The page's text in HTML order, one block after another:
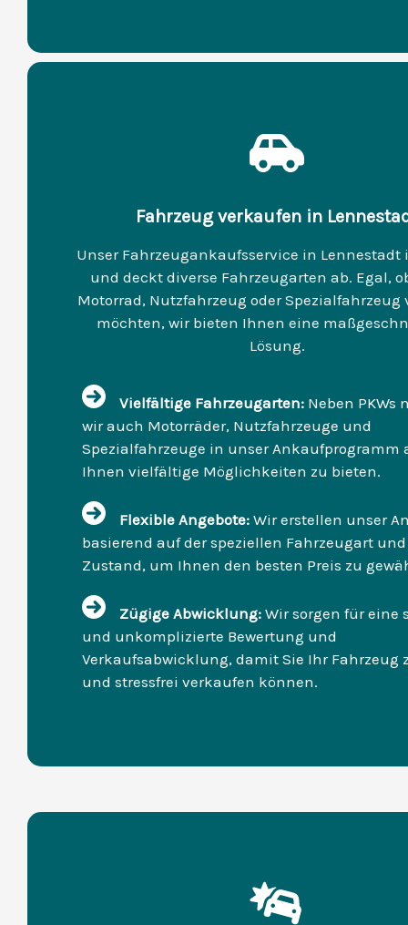
Fahrzeug verkaufen in
Unser Fahrzeugankaufsservice in Lennestadt
und deckt diverse Fahrzeugarten ab. Egal,
Motorrad, Nutzfahrzeug oder Spezialfahrzeug
möchten, wir bieten Ihnen eine
Lösung.
Vielfältige Fahrzeugarten: Neben PKWs
wir auch Motorräder, Nutzfahrzeuge und
Spezialfahrzeuge in unser Ankaufprogramm
Ihnen vielfältige Möglichkeiten zu bieten.
Flexible Angebote: Wir erstellen unser
basierend auf der speziellen Fahrzeugart
Zustand, um Ihnen den besten Preis zu
Zügige Abwicklung: Wir sorgen für eine
und unkomplizierte Bewertung und
Verkaufsabwicklung, damit Sie Ihr Fahrzeug
und stressfrei verkaufen können.